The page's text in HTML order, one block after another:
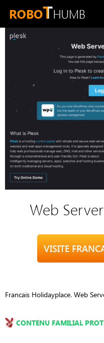
Web
Francais Holidayplace. Web
CONTENU FAMILIAL